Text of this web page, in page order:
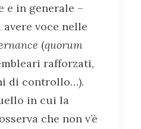
e in generale –
voce nelle
(quorum
rafforzati,
di controllo…).
in cui la
che non v’è